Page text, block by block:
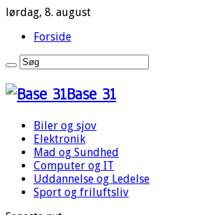
lørdag, 8. august
Forside
Base 31
Biler og sjov
Elektronik
Mad og Sundhed
Computer og IT
Uddannelse og Ledelse
Sport og friluftsliv